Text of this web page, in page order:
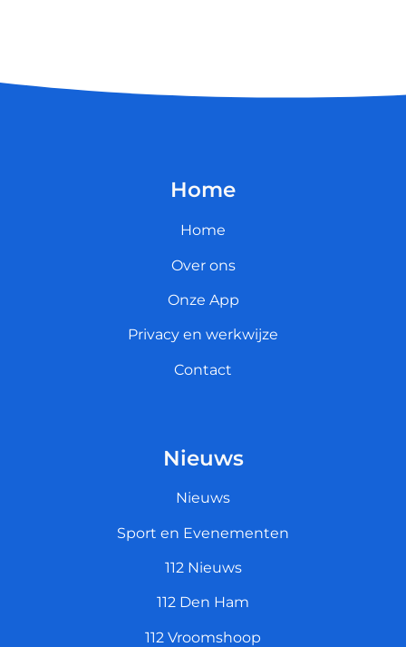
Home
Home
Over ons
Onze App
Privacy en werkwijze
Contact
Nieuws
Nieuws
Sport en Evenementen
112 Nieuws
112 Den Ham
112 Vroomshoop